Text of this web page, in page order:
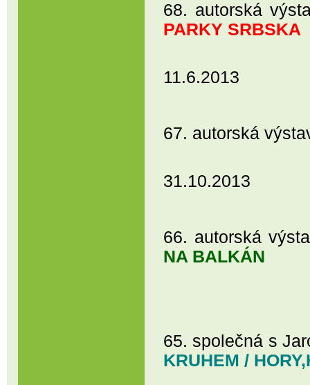
68. autorská
PARKY SRBSKA
11.6.2013
67. autorská
31.10.2013
66. autorská
NA BALKÁN
65. společná s
KRUHEM /